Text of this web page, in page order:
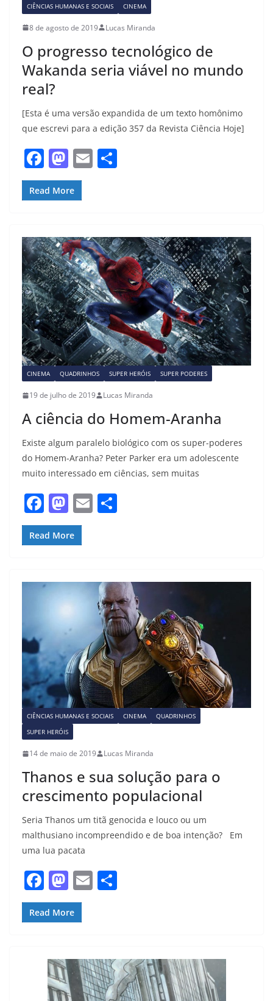
CIÊNCIAS HUMANAS E SOCIAIS CINEMA
8 de agosto de 2019 Lucas Miranda
O progresso tecnológico de
Wakanda seria viável no mundo
real?
[Esta é uma versão expandida de um texto homônimo
que escrevi para a edição 357 da Revista Ciência Hoje]
F
a
c
b
o
o
k
M
a
st
d
o
n
E
Read More
CINEMA QUADRINHOS SUPER HERÓIS SUPER PODERES
19 de julho de 2019 Lucas Miranda
A ciência do Homem-Aranha
Existe algum paralelo biológico com os super-poderes
do Homem-Aranha? Peter Parker era um adolescente
muito interessado em ciências, sem muitas
F
a
c
b
o
o
k
M
a
st
d
o
n
E
Read More
CIÊNCIAS HUMANAS E SOCIAIS CINEMA
QUADRINHOS
SUPER HERÓIS
14 de maio de 2019 Lucas Miranda
Thanos e sua solução para o
crescimento populacional
Seria Thanos um titã genocida e louco ou um
malthusiano incompreendido e de boa intenção? Em
uma lua pacata
F
a
c
b
o
M
a
st
d
o
E
Read More